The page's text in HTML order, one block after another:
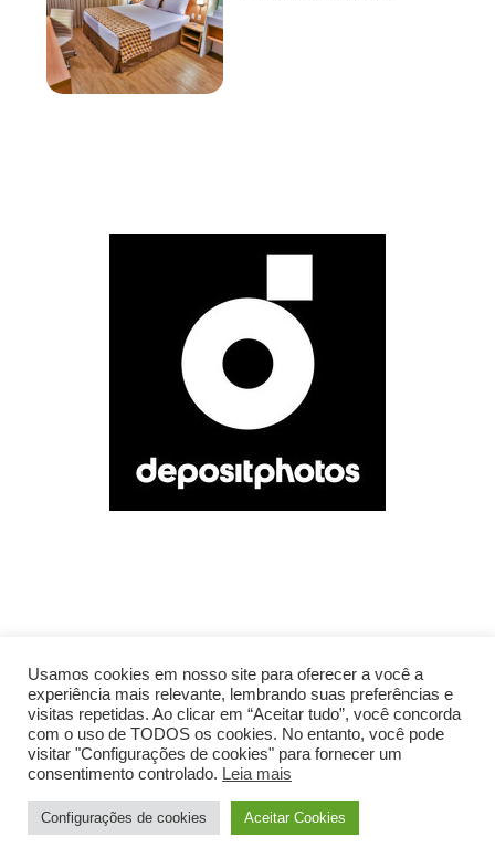
Usamos cookies em nosso site para oferecer a você a
experiência mais relevante, lembrando suas preferências e
visitas repetidas. Ao clicar em “Aceitar tudo”, você concorda
com o uso de TODOS os cookies. No entanto, você pode
visitar "Configurações de cookies" para fornecer um
consentimento controlado. Leia mais
Configurações de cookies Aceitar Cookies